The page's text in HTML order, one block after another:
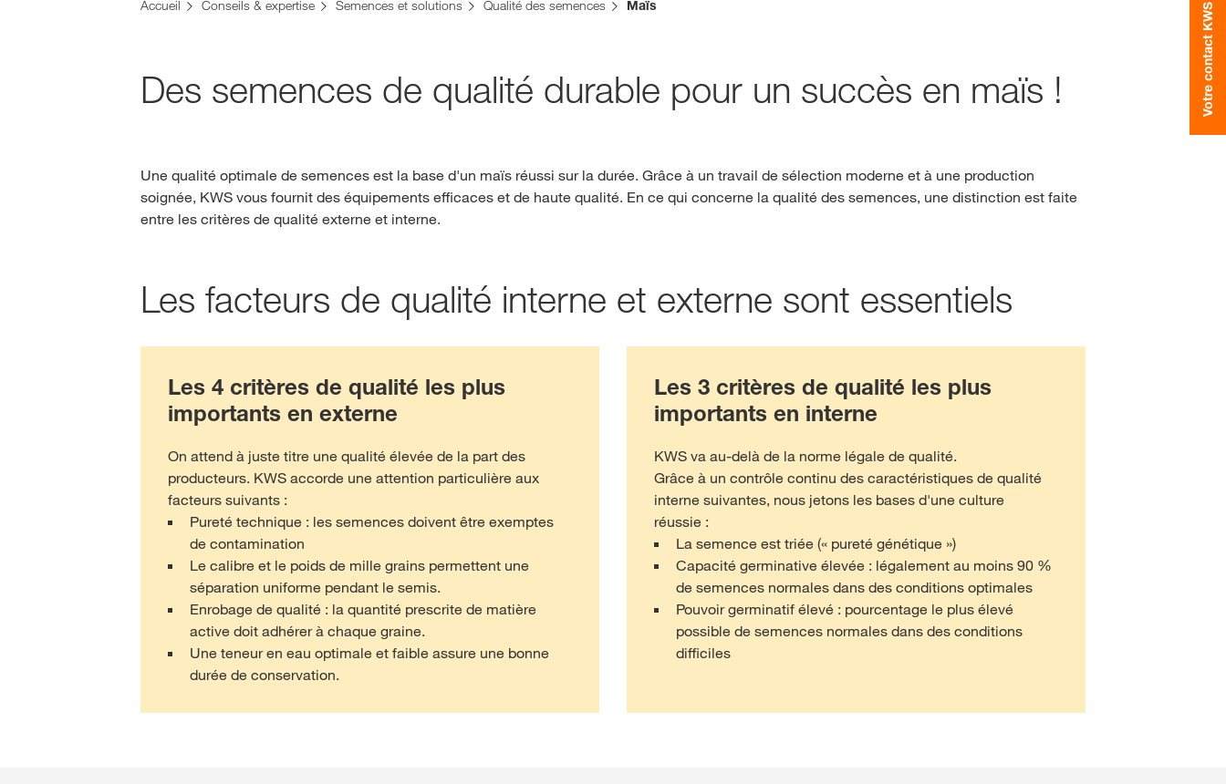
Cross Crop Campaign
Carrière professionnelle
Emplois Saisonniers
Contenu exclusifavec myKWS
S’INSCRIRE
groupe KWS à
Accueil Conseils & expertise Semences et solutions Qualité des semences Maïs
Des semences de qualité durable pour un succès en maïs !
Une qualité optimale de semences est la base d'un maïs réussi sur la durée. Grâce à un travail de sélection moderne et à une production
soignée, KWS vous fournit des équipements efficaces et de haute qualité. En ce qui concerne la qualité des semences, une distinction est faite
entre les critères de qualité externe et interne.
Les facteurs de qualité interne et externe sont essentiels
Les 4 critères de qualité les plus
importants en externe
On attend à juste titre une qualité élevée de la part des
producteurs. KWS accorde une attention particulière aux
facteurs suivants :
Pureté technique : les semences doivent être exemptes
de contamination
Le calibre et le poids de mille grains permettent une
séparation uniforme pendant le semis.
Enrobage de qualité : la quantité prescrite de matière
active doit adhérer à chaque graine.
Une teneur en eau optimale et faible assure une bonne
durée de conservation.
Les 3 critères de qualité les plus
importants en interne
KWS va au-delà de la norme légale de qualité.
Grâce à un contrôle continu des caractéristiques de qualité
interne suivantes, nous jetons les bases d'une culture
réussie :
La semence est triée (« pureté génétique »)
Capacité germinative élevée : légalement au moins 90 %
de semences normales dans des conditions optimales
Pouvoir germinatif élevé : pourcentage le plus élevé
possible de semences normales dans des conditions
difficiles
Votre contact KWS